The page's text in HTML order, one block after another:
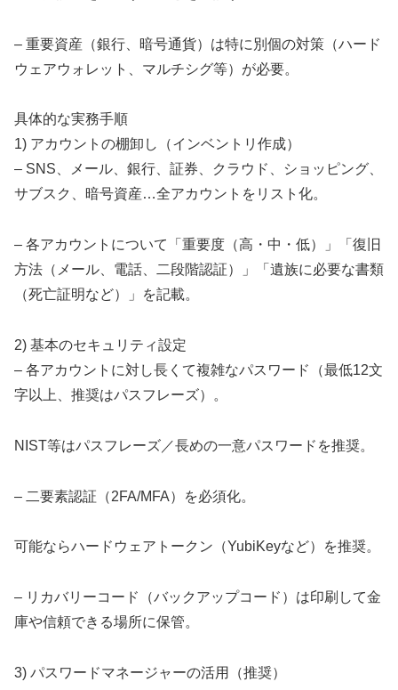
– 重要資産（銀行、暗号通貨）は特に別個の対策（ハード
ウェアウォレット、マルチシグ等）が必要。
具体的な実務手順
1) アカウントの棚卸し（インベントリ作成）
– SNS、メール、銀行、証券、クラウド、ショッピング、
サブスク、暗号資産…全アカウントをリスト化。
– 各アカウントについて「重要度（高・中・低）」「復旧
方法（メール、電話、二段階認証）」「遺族に必要な書類
（死亡証明など）」を記載。
2) 基本のセキュリティ設定
– 各アカウントに対し長くて複雑なパスワード（最低12文
字以上、推奨はパスフレーズ）。
NIST等はパスフレーズ／長めの一意パスワードを推奨。
– 二要素認証（2FA/MFA）を必須化。
可能ならハードウェアトークン（YubiKeyなど）を推奨。
– リカバリーコード（バックアップコード）は印刷して金
庫や信頼できる場所に保管。
3) パスワードマネージャーの活用（推奨）